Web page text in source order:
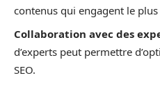
contenus qui engagent le
Collaboration avec des
d’experts peut permettre
SEO.